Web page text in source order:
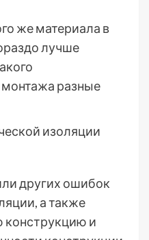
же материала в
лучше
разные
изоляции
других ошибок
а также
конструкцию и